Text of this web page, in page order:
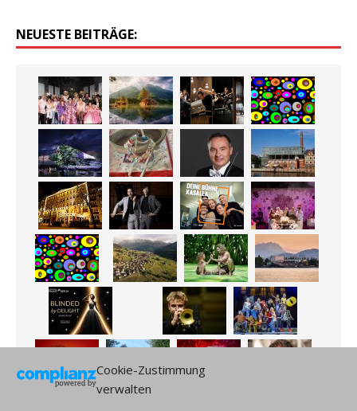
Cookie-Zustimmung
verwalten
NEUESTE BEITRÄGE: